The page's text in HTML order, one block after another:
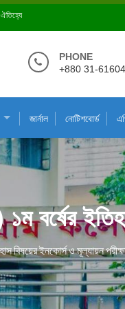
ঐতিহ্যে
PHONE
+880 31-
জার্নাল নোটিশবোর্ড
বর্ষের
বিষয়ের ইনকোর্স ও মূল্যায়ন